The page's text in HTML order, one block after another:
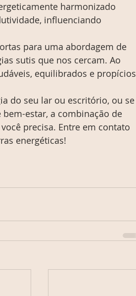
harmonizado
influenciando
para uma abordagem de
sutis que nos cercam. Ao
equilibrados e propícios
do seu lar ou escritório, ou se
estar, a combinação de
precisa. Entre em contato
energéticas!